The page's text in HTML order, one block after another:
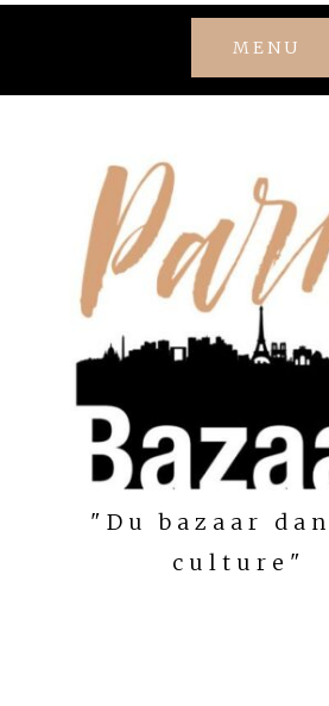
MENU
"Du bazaar
culture"